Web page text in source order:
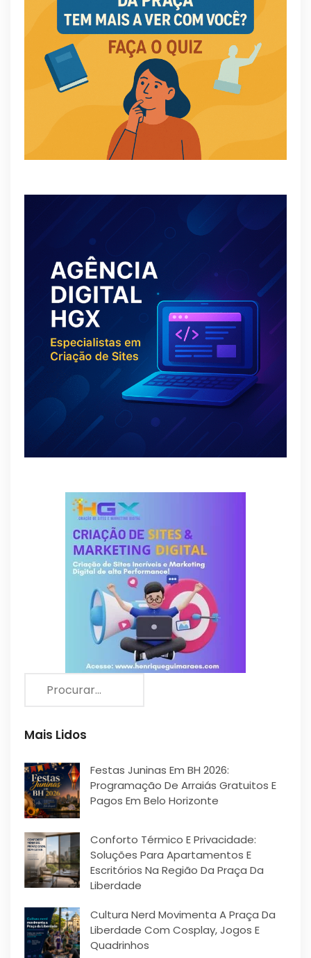
Mais Lidos
Festas Juninas Em BH 2026:
Programação De Arraiás Gratuitos E
Pagos Em Belo Horizonte
Conforto Térmico E Privacidade:
Soluções Para Apartamentos E
Escritórios Na Região Da Praça Da
Liberdade
Cultura Nerd Movimenta A Praça Da
Liberdade Com Cosplay, Jogos E
Quadrinhos